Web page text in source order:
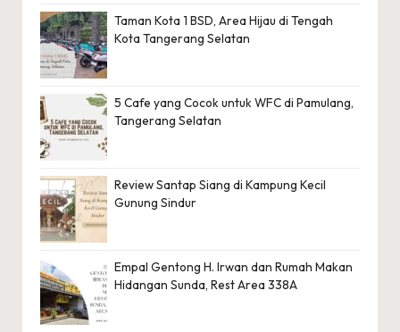
Taman Kota 1 BSD, Area Hijau di Tengah
Kota Tangerang Selatan
5 Cafe yang Cocok untuk WFC di Pamulang,
Tangerang Selatan
Review Santap Siang di Kampung Kecil
Gunung Sindur
Empal Gentong H. Irwan dan Rumah Makan
Hidangan Sunda, Rest Area 338A